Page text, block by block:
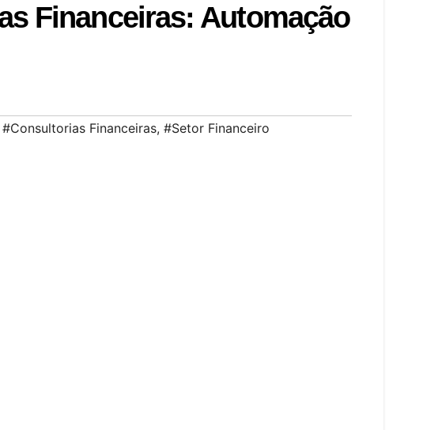
Financeiras: Automação
#Consultorias Financeiras, #Setor Financeiro